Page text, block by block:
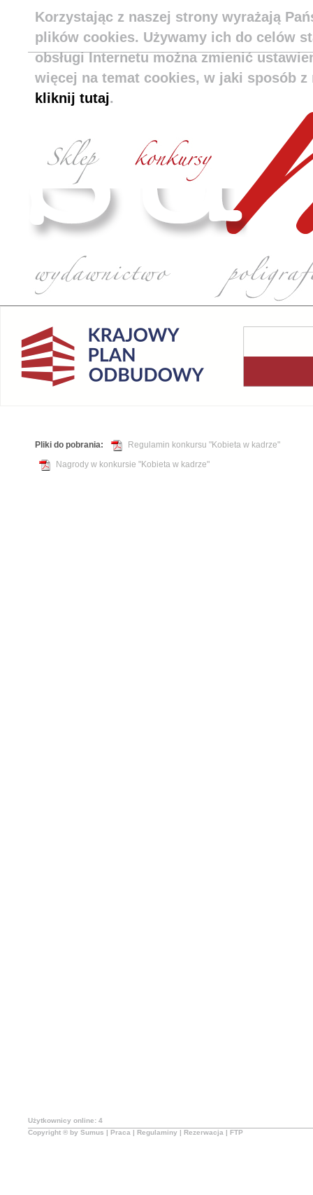
Korzystając z naszej strony wyrażają
plików cookies. Używamy ich do celów
obsługi Internetu można zmienić
więcej na temat cookies, w jaki sposób
kliknij tutaj.
Pliki do pobrania:
Regulamin konkursu "Kobieta w kadrze"
Nagrody w konkursie "Kobieta w kadrze"
Użytkownicy online: 4
Copyright ® by Sumus | Praca | Regulaminy | Rezerwacja | FTP